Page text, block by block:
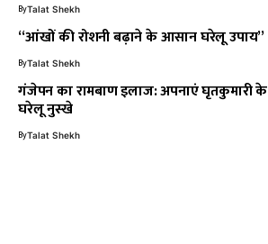
ByTalat Shekh
“आंखों की रोशनी बढ़ाने के आसान घरेलू उपाय”
ByTalat Shekh
गंजेपन का रामबाण इलाज: अपनाएं घृतकुमारी के
घरेलू नुस्खे
ByTalat Shekh